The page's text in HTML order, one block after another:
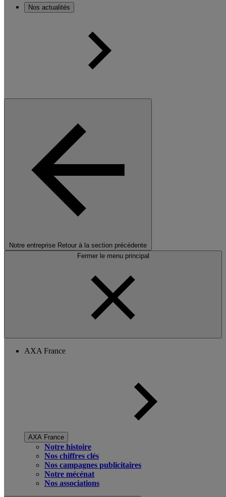
Nos actualités
Notre entreprise Retour à la section précédente
Fermer le menu principal
AXA France
AXA France
Notre histoire
Nos chiffres clés
Nos campagnes publicitaires
Notre mécénat
Nos associations